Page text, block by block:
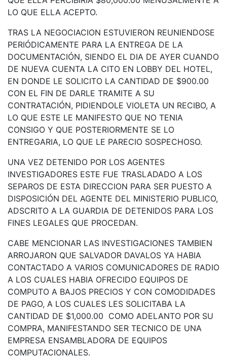
LO QUE ELLA ACEPTO.
TRAS LA NEGOCIACION ESTUVIERON REUNIENDOSE
PERIÓDICAMENTE PARA LA ENTREGA DE LA
DOCUMENTACIÓN, SIENDO EL DIA DE AYER CUANDO
DE NUEVA CUENTA LA CITO EN LOBBY DEL HOTEL,
EN DONDE LE SOLICITO LA CANTIDAD DE $900.00
CON EL FIN DE DARLE TRAMITE A SU
CONTRATACIÓN, PIDIENDOLE VIOLETA UN RECIBO, A
LO QUE ESTE LE MANIFESTO QUE NO TENIA
CONSIGO Y QUE POSTERIORMENTE SE LO
ENTREGARIA, LO QUE LE PARECIO SOSPECHOSO.
UNA VEZ DETENIDO POR LOS AGENTES
INVESTIGADORES ESTE FUE TRASLADADO A LOS
SEPAROS DE ESTA DIRECCION PARA SER PUESTO A
DISPOSICIÓN DEL AGENTE DEL MINISTERIO PUBLICO,
ADSCRITO A LA GUARDIA DE DETENIDOS PARA LOS
FINES LEGALES QUE PROCEDAN.
CABE MENCIONAR LAS INVESTIGACIONES TAMBIEN
ARROJARON QUE SALVADOR DAVALOS YA HABIA
CONTACTADO A VARIOS COMUNICADORES DE RADIO
A LOS CUALES HABIA OFRECIDO EQUIPOS DE
COMPUTO A BAJOS PRECIOS Y CON COMODIDADES
DE PAGO, A LOS CUALES LES SOLICITABA LA
CANTIDAD DE $1,000.00 COMO ADELANTO POR SU
COMPRA, MANIFESTANDO SER TECNICO DE UNA
EMPRESA ENSAMBLADORA DE EQUIPOS
COMPUTACIONALES.